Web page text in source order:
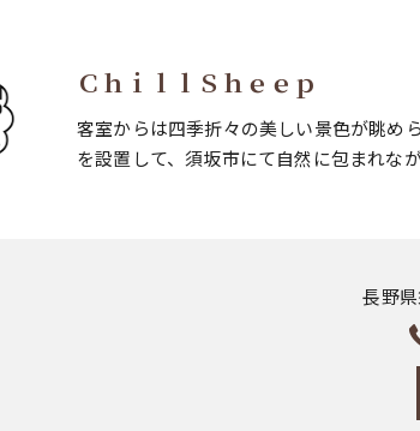
ＣｈｉｌｌＳｈｅｅｐ
客室からは四季折々の美しい景色が眺め
を設置して、須坂市にて自然に包まれな
長野